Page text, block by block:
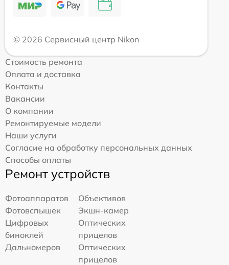
© 2026 Сервисный центр Nikon
Стоимость ремонта
Оплата и доставка
Контакты
Вакансии
О компании
Ремонтируемые модели
Наши услуги
Согласие на обработку персональных данных
Способы оплаты
Ремонт устройств
Фотоаппаратов
Объективов
Фотовспышек
Экшн-камер
Цифровых
биноклей
Оптических
прицелов
Дальномеров
Оптических
прицелов